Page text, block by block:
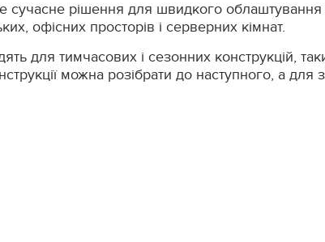
рішення для швидкого облаштування
офісних просторів і серверних кімнат.
для тимчасових і сезонних конструкцій,
можна розібрати до наступного, а